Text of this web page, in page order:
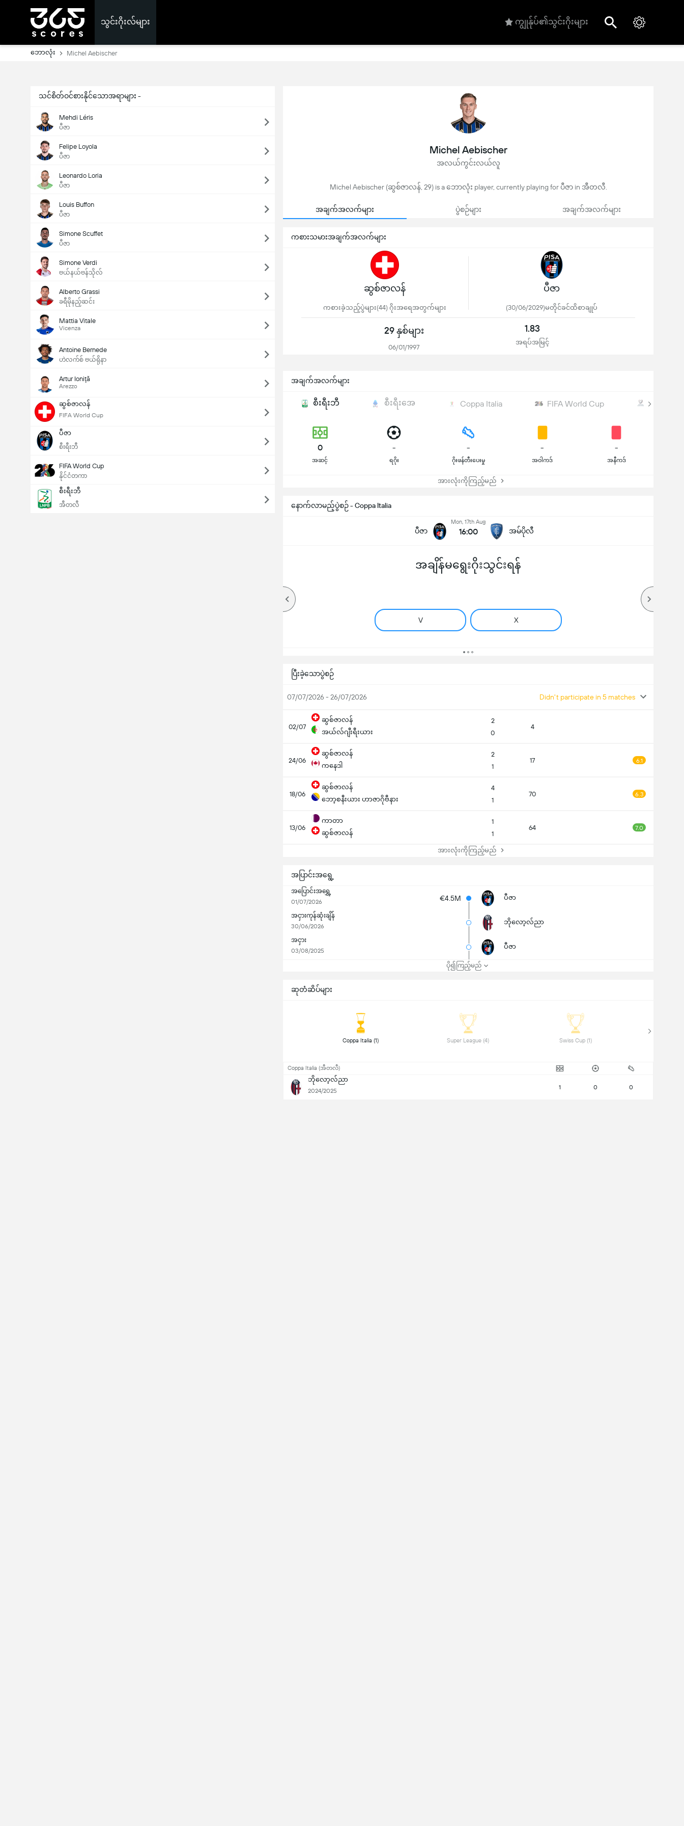
သွင်းဂိုးလ်များ ကျွုန်ုပ်၏သွင်းဂိုးများ
ဘောလုံး Michel Aebischer
သင်စိတ်ဝင်စားနိုင်သောအရာများ -
Mehdi Léris
ပီဇာ
Felipe Loyola
ပီဇာ
Leonardo Loria
ပီဇာ
Louis Buffon
ပီဇာ
Simone Scuffet
ပီဇာ
Simone Verdi
ဗယ်နယ်ဗန်သိုလ်
Alberto Grassi
ခရီမိုနည့်ဆင်း
Mattia Vitale
Vicenza
Antoine Bernede
ဟဲလက်စ် ဗယ်ရိုနာ
Artur Ioniţă
Arezzo
ဆွစ်ဇာလန်
FIFA World Cup
ပီဇာ
စီးရီးဘီ
FIFA World Cup
နိုင်ငံတကာ
စီးရီးဘီ
အီတလီ
Michel Aebischer
အလယ်ကွင်းလယ်လူ
Michel Aebischer (ဆွစ်ဇာလန်, 29) is a ဘောလုံး player, currently playing for ပီဇာ in အီတလီ.
အချက်အလက်များ ပွဲစဉ်များ အချက်အလက်များ
ကစားသမားအချက်အလက်များ
ဆွစ်ဇာလန်
ကစားခဲ့သည့်ပွဲများ(44) ဂိုးအရေအတွက်များ
ပီဇာ
(30/06/2029)မတိုင်ခင်ထိစာချုပ်
29 နှစ်များ
06/01/1997
1.83
အရပ်အမြင့်
အချက်အလက်များ
စီးရီးဘီ စီးရီးအေ Coppa Italia FIFA World Cup UEFA
0
အဆင့်
-
ရဂိုး
-
ဂိုးဖန်တီးပေးမှု
-
အဝါကဒ်
-
အနီကဒ်
အားလုံးကိုကြည့်မည်
နောက်လာမည့်ပွဲစဉ် - Coppa Italia
ပီဇာ
Mon, 17th Aug
16:00 အမ်ပိုလီ
အချိန်မရွေးဂိုးသွင်းရန်
V X
ပြီးခဲ့သောပွဲစဉ်
07/07/2026 - 26/07/2026 Didn't participate in 5 matches
02/07
ဆွစ်ဇာလန်
အယ်လ်ဂျီးရီးယား
2
0
4
24/06
ဆွစ်ဇာလန်
ကနေဒါ
2
1
17 6.1
18/06
ဆွစ်ဇာလန်
ဘော့စနီးယား ဟာဇာဂိုဗီနား
4
1
70 6.3
13/06
ကာတာ
ဆွစ်ဇာလန်
1
1
64 7.0
အားလုံးကိုကြည့်မည်
အပြာင်းအရွေ့
အပြောင်းအရွှေ့
01/07/2026
€4.5M ပီဇာ
အငှားကုန်ဆုံးချိန်
30/06/2026
ဘိုလော့လ်ညာ
အငှား
03/08/2025
ပီဇာ
ပို၍ကြည့်မည်
ဆုတံဆိပ်များ
Coppa Italia (အီတလီ)
ဘိုလော့လ်ညာ
2024/2025 1 0 0